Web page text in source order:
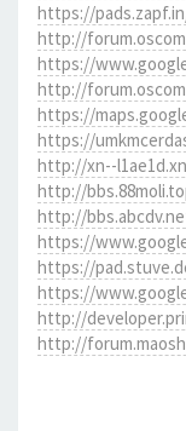
https://
http://
https://
http://
https://
https://
http://xn--
http://
http://
https://
https://
https://
http://
http://